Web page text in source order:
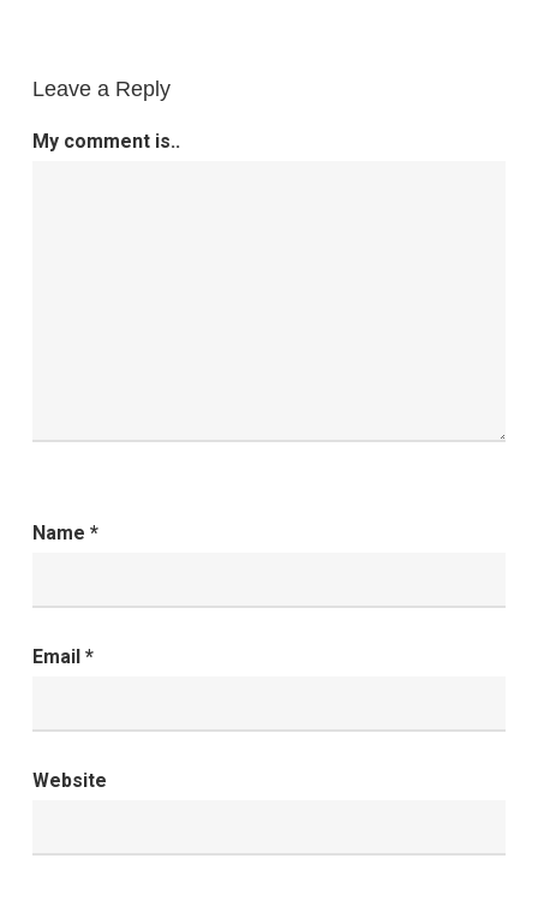
Leave a Reply
My comment is..
Name *
Email *
Website